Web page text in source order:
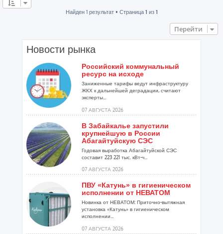
Найден 1 результат • Страница 1 из 1
Перейти
Новости рынка
Российский коммунальный
ресурс на исходе
Заниженные тарифы ведут инфраструктуру
ЖКХ к дальнейшей деградации, считают
эксперты...
07 АВГУСТА 2026
В Забайкалье запустили
крупнейшую в России
Абагайтуйскую СЭС
Годовая выработка Абагайтуйской СЭС
составит 223 221 тыс. кВт-ч...
07 АВГУСТА 2026
ПВУ «Катунь» в гигиеническом
исполнении от НЕВАТОМ
Новинка от НЕВАТОМ: Приточно-вытяжная
установка «Катунь» в гигиеническом
исполнении...
07 АВГУСТА 2026